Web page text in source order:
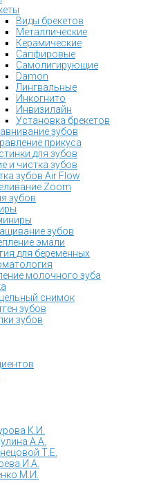
Виды брекетов
Металлические
Керамические
Сапфировые
Самолигирующие
Damon
Лингвальные
Инкогнито
Инвизилайн
Установка брекетов
зубов
прикуса
для зубов
и чистка зубов
зубов Air Flow
Zoom
зубов
зубов
эмали
для беременных
молочного зуба
снимок
зубов
зубов
К.И.
А.А.
Т.Е.
И.А.
М.И.